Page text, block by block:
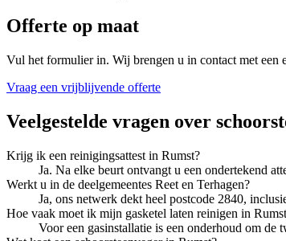
Offerte op maat
Vul het formulier in. Wij brengen u in contact met een
Vraag een vrijblijvende offerte
Veelgestelde vragen over
Krijg ik een reinigingsattest in Rumst?
Ja. Na elke beurt ontvangt u een ondertekend
Werkt u in de deelgemeentes Reet en Terhagen?
Ja, ons netwerk dekt heel postcode 2840,
Hoe vaak moet ik mijn gasketel laten reinigen in
Voor een gasinstallatie is een onderhoud om